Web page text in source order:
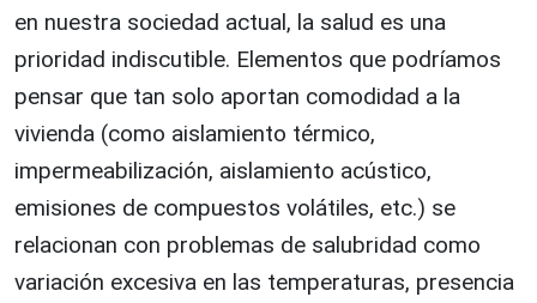
en nuestra sociedad actual, la salud es una
prioridad indiscutible. Elementos que podríamos
pensar que tan solo aportan comodidad a la
vivienda (como aislamiento térmico,
impermeabilización, aislamiento acústico,
emisiones de compuestos volátiles, etc.) se
relacionan con problemas de salubridad como
variación excesiva en las temperaturas, presencia